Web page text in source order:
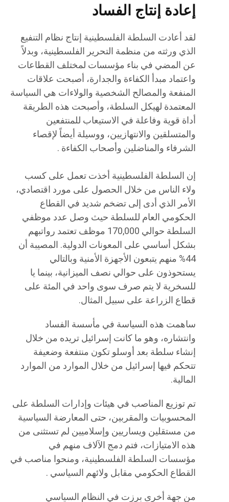
إعادة إنتاج الفساد
لقد أعادت السلطة الفلسطينية إنتاج نظام التنفيع
الذي ورثته من منظمة التحرير الفلسطينية، وبدلاً
عن المضي في بناء مؤسسات لمختلف القطاعات
واعتماد مبدأ الكفاءة والجدارة، أصبحت علاقات
المنفعة والمصالح الشخصية والولاءات هي السياسة
المعتمدة لهيكل السلطة، وأصبحت هذه الطريقة
أداة قوية وفاعلة في الاستيعاب للمنتفعين
والمتسلقين والانتهازيين، ووسيلة أيضاً لإقصاء
الشرفاء والمناضلين وأصحاب الكفاءة .
إن السلطة الفلسطينية أخذت تعمل على كسب
ولاء الناس من خلال الحصول على مورد اقتصادي،
الأمر الذي أدى إلى تضخم شديد في القطاع
الحكومي العام للسلطة حيث وصل عدد موظفي
السلطة حوالي 170,000 موظف تعتمد رواتبهم
بشكل أساسي على المعونات الدولية. المصيبة أن
44% منهم يتبعون الأجهزة الأمنية وبالتالي
يستحوذون على حوالي نصف الميزانية، بينما يا
للسخرية لا يتم صرف سوى واحد في المئة على
قطاع الزراعة على سبيل المثال.
ساهمت هذه السياسة في مأسسة الفساد
وانتشاره، وهو ما كانت إسرائيل تريده من خلال
إنشاء سلطة بعد أوسلو تكون منتفعة وضعيفة
تتحكم فيها إسرائيل من خلال الموارد من الموارد
المالية.
تم توزيع المناصب في هيئات وإدارات السلطة على
المحسوبيات والمقربين، حتى المعارضة السياسية
من مستقلين ويساريين وإسلاميين لم تستثنى من
هذه الامتيازات، فتم دمج الآلاف منهم في
مؤسسات السلطة الفلسطينية، ومنحوا مناصب في
القطاع الحكومي مقابل ولائهم السياسي .
من جهة أخرى برزت في النظام السياسي